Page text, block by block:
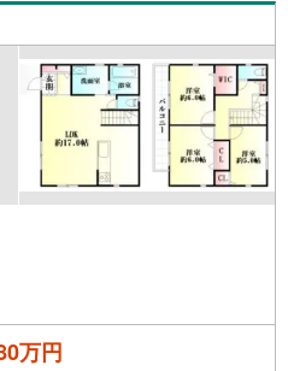
連れのご家族様で是非お越しくだ
18:00（定休日火・水曜日※店舗に
ご案内も可能ですので、どうぞお気
い！
万円